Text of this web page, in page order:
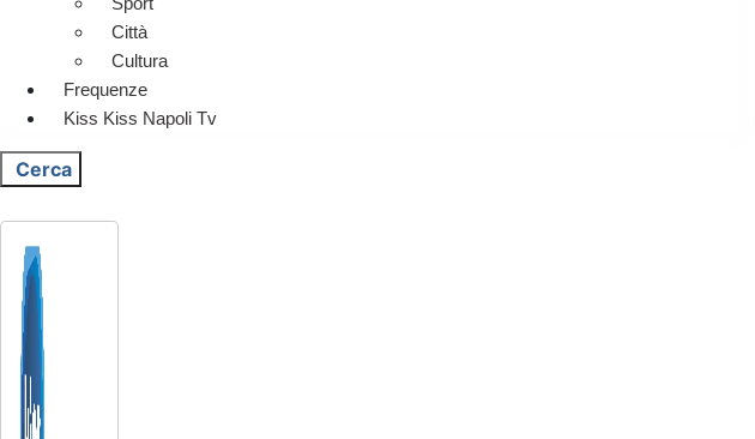
Città
Cultura
Frequenze
Kiss Kiss Napoli Tv
Cerca